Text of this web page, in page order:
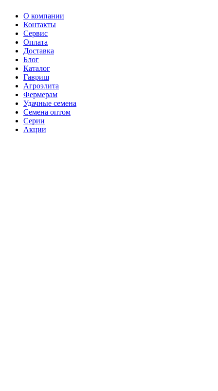
О компании
Контакты
Сервис
Оплата
Доставка
Блог
Каталог
Гавриш
Агроэлита
Фермерам
Удачные семена
Семена оптом
Серии
Акции